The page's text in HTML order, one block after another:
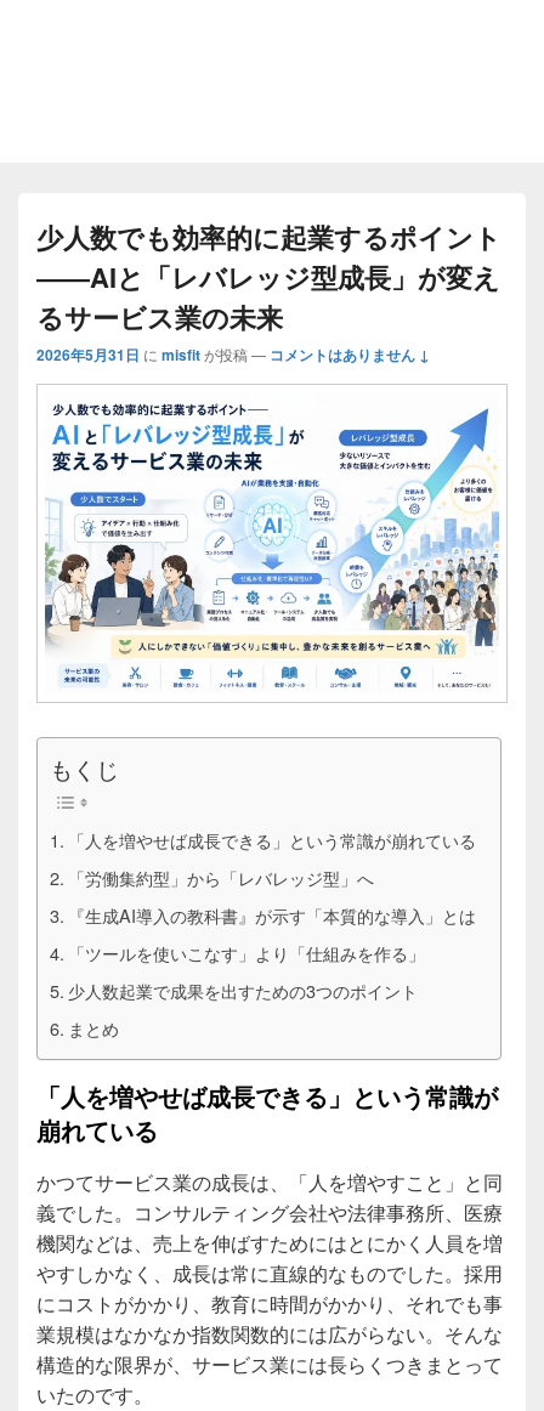
少人数でも効率的に起業するポイント
――AIと「レバレッジ型成長」が変え
るサービス業の未来
2026年5月31日 に misfitが投稿 — コメントはありません ↓
もくじ
「人を増やせば成長できる」という常識が崩れている
「労働集約型」から「レバレッジ型」へ
『生成AI導入の教科書』が示す「本質的な導入」とは
「ツールを使いこなす」より「仕組みを作る」
少人数起業で成果を出すための3つのポイント
まとめ
「人を増やせば成長できる」という常識が
崩れている
かつてサービス業の成長は、「人を増やすこと」と同
義でした。コンサルティング会社や法律事務所、医療
機関などは、売上を伸ばすためにはとにかく人員を増
やすしかなく、成長は常に直線的なものでした。採用
にコストがかかり、教育に時間がかかり、それでも事
業規模はなかなか指数関数的には広がらない。そんな
構造的な限界が、サービス業には長らくつきまとって
いたのです。